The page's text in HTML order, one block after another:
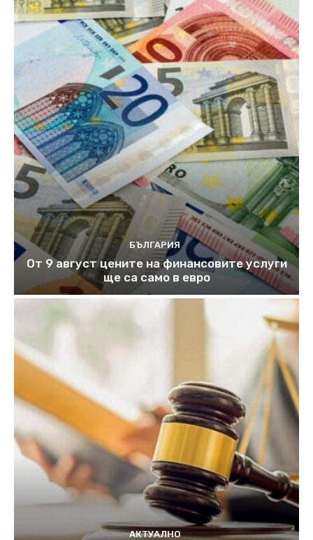
БЪЛГАРИЯ
От 9 август цените на финансовите услуги
ще са само в евро
АКТУАЛНО